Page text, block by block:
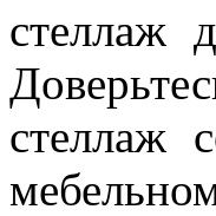
стеллаж
стеллаж